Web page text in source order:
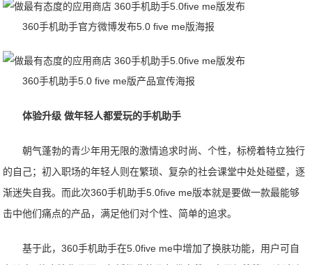
360手机助手官方微博发布5.0 five me版海报
360手机助手5.0 five me版产品宣传海报
体验升级 做年轻人都爱玩的手机助手
朝气蓬勃的青少年用无限的激情追求时尚、个性，标榜着特立独行
的自己；初入职场的年轻人则在繁琐、复杂的社会课堂中处处碰壁，逐
渐迷失自我。而此次360手机助手5.0five me版本就是要做一款最能够
击中他们痛点的产品，满足他们对个性、简单的追求。
基于此，360手机助手在5.0five me中增加了换肤功能，用户可自